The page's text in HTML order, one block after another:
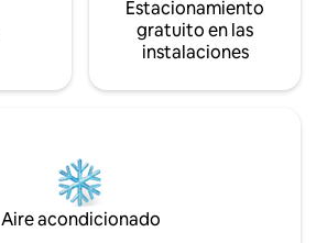
Estacionamiento
gratuito en las
instalaciones
Aire acondicionado